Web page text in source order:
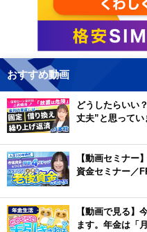
おすすめ動画
どうしたらいい
丈夫”と思ってい
【動画セミナー
資金セミナー／
【動画で見る】
ます。年金は「